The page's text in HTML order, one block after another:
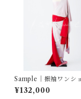
Sample｜振袖ワンシ
ー… 飛鶴ぼかし
¥132,000